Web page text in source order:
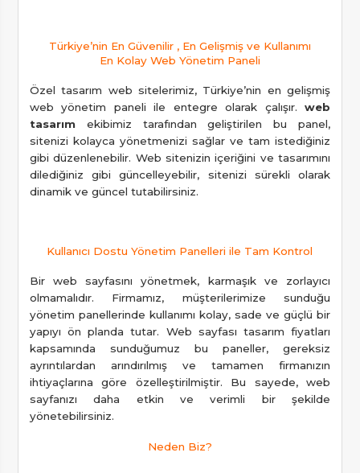
Türkiye’nin En Güvenilir , En Gelişmiş ve Kullanımı
En Kolay Web Yönetim Paneli
Özel tasarım web sitelerimiz, Türkiye’nin en gelişmiş
web yönetim paneli ile entegre olarak çalışır.web
tasarımekibimiz tarafından geliştirilen bu panel,
sitenizi kolayca yönetmenizi sağlar ve tam istediğiniz
gibi düzenlenebilir. Web sitenizin içeriğini ve tasarımını
dilediğiniz gibi güncelleyebilir, sitenizi sürekli olarak
dinamik ve güncel tutabilirsiniz.
Kullanıcı Dostu Yönetim Panelleri ile Tam Kontrol
Bir web sayfasını yönetmek, karmaşık ve zorlayıcı
olmamalıdır. Firmamız, müşterilerimize sunduğu
yönetim panellerinde kullanımı kolay, sade ve güçlü bir
yapıyı ön planda tutar. Web sayfası tasarım fiyatları
kapsamında sunduğumuz bu paneller, gereksiz
ayrıntılardan arındırılmış ve tamamen firmanızın
ihtiyaçlarına göre özelleştirilmiştir. Bu sayede, web
sayfanızı daha etkin ve verimli bir şekilde
yönetebilirsiniz.
Neden Biz?